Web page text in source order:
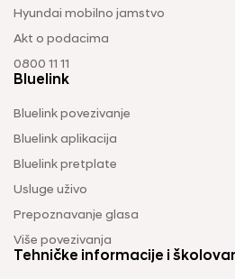
Hyundai mobilno jamstvo
Akt o podacima
0800 11 11
Bluelink
Bluelink povezivanje
Bluelink aplikacija
Bluelink pretplate
Usluge uživo
Prepoznavanje glasa
Više povezivanja
Tehničke informacije i